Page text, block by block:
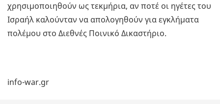
χρησιμοποιηθούν ως τεκμήρια, αν ποτέ οι ηγέτες του
Ισραήλ καλούνταν να απολογηθούν για εγκλήματα
πολέμου στο Διεθνές Ποινικό Δικαστήριο.
info-war.gr